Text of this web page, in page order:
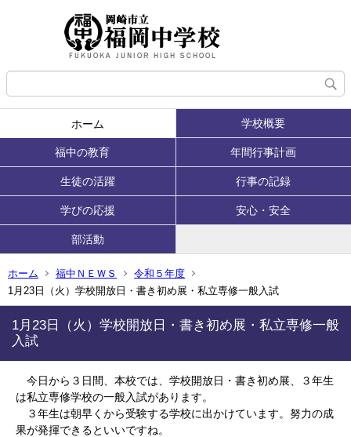
ホーム 学校概要
福中の教育 年間行事計画
生徒の活躍 行事の記録
学びの応援 安心・安全
部活動
ホーム 福中ＮＥＷＳ
令和５年度
1月23日（火）学校開放日・書き初め展・私立専修一般入試
1月23日（火）学校開放日・書き初め展・私立専修一般
入試
今日から３日間、本校では、学校開放日・書き初め展、３年生
は私立専修学校の一般入試があります。
３年生は朝早くから受験する学校に出かけています。努力の成
果が発揮できるといいですね。